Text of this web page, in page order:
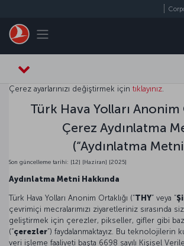
Toggle navigation
Çerez ayarlarınızı değiştirmek için tıklayınız.
Türk Hava Yolları Anonim
Çerez Aydınlatma
(“Aydınlatma
Son güncelleme tarihi: [12] [Haziran] [2025]
Aydınlatma Metni Hakkında
Türk Hava Yolları Anonim Ortaklığı (“THY” veya “
çevrimiçi mecralarımızı ziyaretleriniz sırasında
geliştirmek için çerezler, pikseller, gifler gibi
(“çerezler”) faydalanmaktayız. Bu teknolojilerin
veri işleme faaliyeti başta 6698 sayılı Kişisel